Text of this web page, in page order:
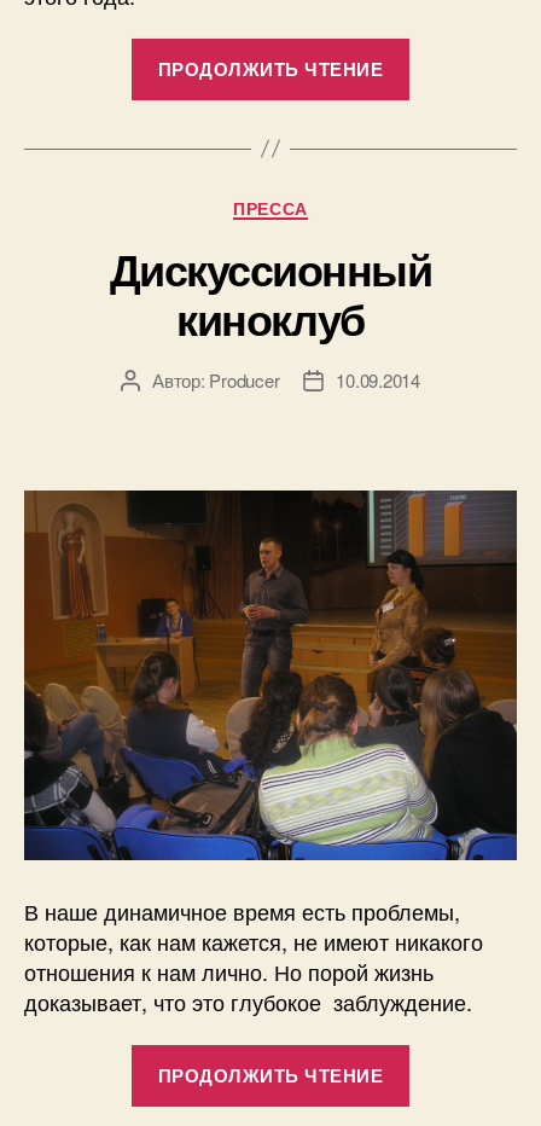
ПРОДОЛЖИТЬ ЧТЕНИЕ
не
Рубрики
ПРЕССА
Дискуссионный
киноклуб
АвторАвтор: Producer
Дата10.09.2014
В наше динамичное время есть проблемы,
которые, как нам кажется, не имеют никакого
отношения к нам лично. Но порой жизнь
доказывает, что это глубокое заблуждение.
ПРОДОЛЖИТЬ ЧТЕНИЕ